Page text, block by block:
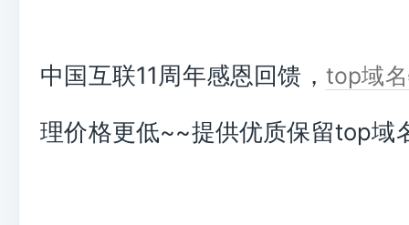
中国互联11周年感恩回馈， top域
理价格更低~~提供优质保留top域